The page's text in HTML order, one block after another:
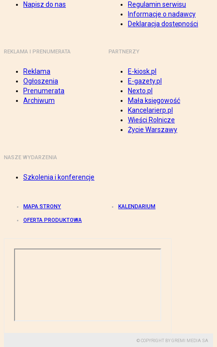
Napisz do nas
Regulamin serwisu
Informacje o nadawcy
Deklaracja dostępności
REKLAMA I PRENUMERATA
Reklama
Ogłoszenia
Prenumerata
Archiwum
PARTNERZY
E-kiosk.pl
E-gazety.pl
Nexto.pl
Mała księgowość
Kancelarierp.pl
Wieści Rolnicze
Życie Warszawy
NASZE WYDARZENIA
Szkolenia i konferencje
MAPA STRONY KALENDARIUM
OFERTA PRODUKTOWA
© COPYRIGHT BY GREMI MEDIA SA